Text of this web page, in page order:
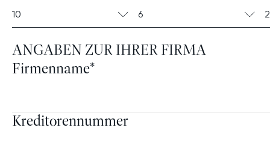
10 6
ANGABEN ZUR IHRER FIRMA
Firmenname*
Kreditorennummer